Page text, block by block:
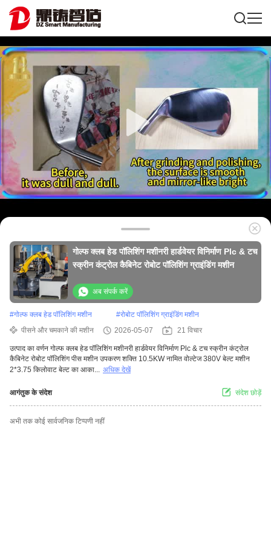
गोल्फ क्लब हेड पॉलिशिंग मशीनरी हार्डवेयर विनिर्माण Plc & टच
स्क्रीन कंट्रोल कैबिनेट रोबोट पॉलिशिंग ग्राइंडिंग मशीन
अब संपर्क करें
#गोल्फ क्लब हेड पॉलिशिंग मशीन #रोबोट पॉलिशिंग ग्राइंडिंग मशीन
पीसने और चमकाने की मशीन
2026-05-07 21 विचार
उत्पाद का वर्णन गोल्फ क्लब हेड पॉलिशिंग मशीनरी हार्डवेयर विनिर्माण Plc & टच स्क्रीन कंट्रोल
कैबिनेट रोबोट पॉलिशिंग पीस मशीन उपकरण शक्ति 10.5KW नामित वोल्टेज 380V बेल्ट मशीन
2*3.75 किलोवाट बेल्ट का आका... अधिक देखें
आगंतुक के संदेश संदेश छोड़ें
अभी तक कोई सार्वजनिक टिप्पणी नहीं